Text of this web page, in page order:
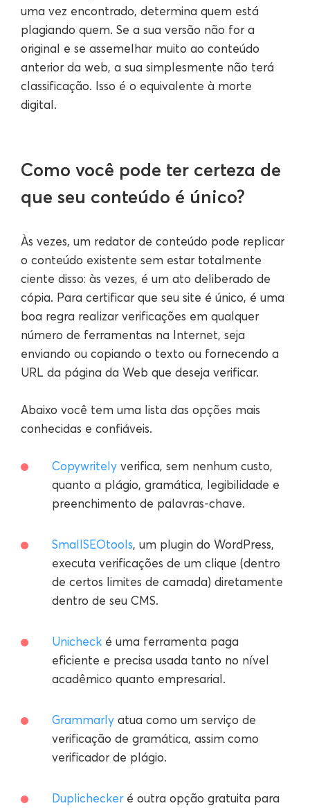
uma vez encontrado, determina quem está
plagiando quem. Se a sua versão não for a
original e se assemelhar muito ao conteúdo
anterior da web, a sua simplesmente não terá
classificação. Isso é o equivalente à morte
digital.
Como você pode ter certeza de
que seu conteúdo é único?
Às vezes, um redator de conteúdo pode replicar
o conteúdo existente sem estar totalmente
ciente disso: às vezes, é um ato deliberado de
cópia. Para certificar que seu site é único, é uma
boa regra realizar verificações em qualquer
número de ferramentas na Internet, seja
enviando ou copiando o texto ou fornecendo a
URL da página da Web que deseja verificar.
Abaixo você tem uma lista das opções mais
conhecidas e confiáveis.
Copywritely verifica, sem nenhum custo,
quanto a plágio, gramática, legibilidade e
preenchimento de palavras-chave.
SmallSEOtools, um plugin do WordPress,
executa verificações de um clique (dentro
de certos limites de camada) diretamente
dentro de seu CMS.
Unicheck é uma ferramenta paga
eficiente e precisa usada tanto no nível
acadêmico quanto empresarial.
Grammarly atua como um serviço de
verificação de gramática, assim como
verificador de plágio.
Duplicheckeré outra opção gratuita para